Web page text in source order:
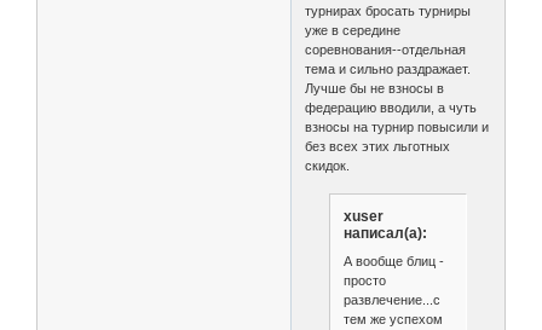
турнирах бросать турниры
уже в середине
соревнования--отдельная
тема и сильно раздражает.
Лучше бы не взносы в
федерацию вводили, а чуть
взносы на турнир повысили и
без всех этих льготных
скидок.
xuser
написал(а):
А вообще блиц -
просто
развлечение...с
тем же успехом